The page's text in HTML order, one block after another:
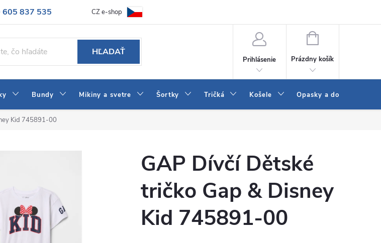
605 837 535
shop.sk
podmienky Ako vybrať džínsy Wrangler a LEE
CZ e-shop
HĽADAŤ
Prihlásenie
NÁKUPNÝ
Prázdny košík
Bundy Mikiny a svetre Šortky Tričká Košele Opasky a doplnky
Kid 745891-00
GAP Dívčí Dětské
tričko Gap & Disney
Kid 745891-00